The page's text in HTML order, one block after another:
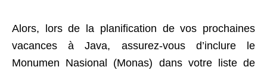
Alors, lors de la planification de vos prochaines
vacances à Java, assurez-vous d’inclure le
Monumen Nasional (Monas) dans votre liste de